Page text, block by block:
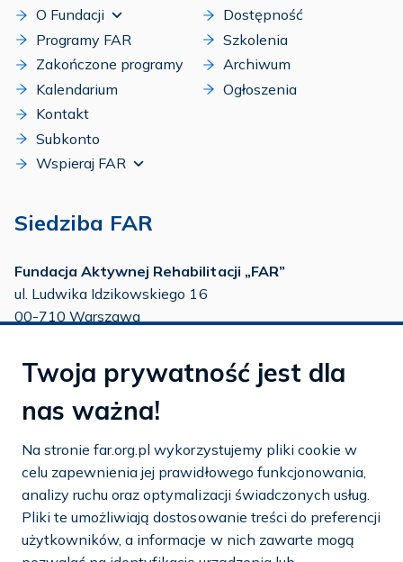
O Fundacji
Programy FAR
Zakończone programy
Kalendarium
Kontakt
Subkonto
Wspieraj FAR
Dostępność
Szkolenia
Archiwum
Ogłoszenia
Siedziba FAR
Fundacja Aktywnej Rehabilitacji „FAR”
ul. Ludwika Idzikowskiego 16
00-710 Warszawa
tel.:22 651 88 03
22 858 26 39
tel.:22 642 22 91
e-mail:info@far.org.pl
Dostosuj cookies
Twoja prywatność jest dla
nas ważna!
Na stronie far.org.pl wykorzystujemy pliki cookie w
celu zapewnienia jej prawidłowego funkcjonowania,
analizy ruchu oraz optymalizacji świadczonych usług.
Pliki te umożliwiają dostosowanie treści do preferencji
użytkowników, a informacje w nich zawarte mogą